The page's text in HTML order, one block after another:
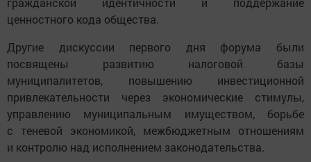
ценностного кода общества.
Другие дискуссии первого дня форума были
посвящены развитию налоговой базы
муниципалитетов, повышению инвестиционной
привлекательности через экономические стимулы,
управлению муниципальным имуществом, борьбе
с теневой экономикой, межбюджетным отношениям
и контролю над исполнением законодательства.